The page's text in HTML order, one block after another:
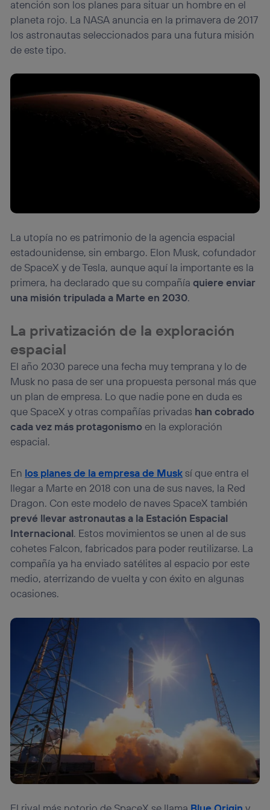
atención son los planes para situar un hombre en el
planeta rojo. La NASA anuncia en la primavera de 2017
los astronautas seleccionados para una futura misión
de este tipo.
La utopía no es patrimonio de la agencia espacial
estadounidense, sin embargo. Elon Musk, cofundador
de SpaceX y de Tesla, aunque aquí la importante es la
primera, ha declarado que su compañíaquiere enviar
una misión tripulada a Marte en 2030.
La privatización de la exploración
espacial
El año 2030 parece una fecha muy temprana y lo de
Musk no pasa de ser una propuesta personal más que
un plan de empresa. Lo que nadie pone en duda es
que SpaceX y otras compañías privadas han cobrado
cada vez más protagonismoen la exploración
espacial.
En los planes de la empresa de Musksí que entra el
llegar a Marte en 2018 con una de sus naves, la Red
Dragon. Con este modelo de naves SpaceX también
prevé llevar astronautas a la Estación Espacial
Internacional. Estos movimientos se unen al de sus
cohetes Falcon, fabricados para poder reutilizarse. La
compañía ya ha enviado satélites al espacio por este
medio, aterrizando de vuelta y con éxito en algunas
ocasiones.
navegación del usuario del móvil.
Puedes gestionar los consentimientos Utiq seleccionando
“Administrar Utiq” en la parte inferior de esta página web o
visitando el
portal de privacidad de Utiq
(“consenthub”)